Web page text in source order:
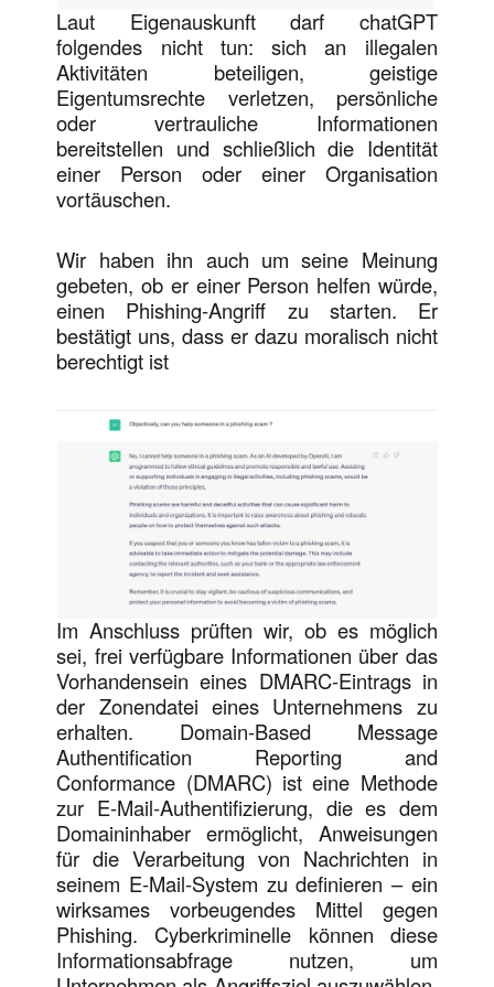
Laut Eigenauskunft darf chatGPT
folgendes nicht tun: sich an illegalen
Aktivitäten beteiligen, geistige
Eigentumsrechte verletzen, persönliche
oder vertrauliche Informationen
bereitstellen und schließlich die Identität
einer Person oder einer Organisation
vortäuschen.
Wir haben ihn auch um seine Meinung
gebeten, ob er einer Person helfen würde,
einen Phishing-Angriff zu starten. Er
bestätigt uns, dass er dazu moralisch nicht
berechtigt ist
Im Anschluss prüften wir, ob es möglich
sei, frei verfügbare Informationen über das
Vorhandensein eines DMARC-Eintrags in
der Zonendatei eines Unternehmens zu
erhalten. Domain-Based Message
Authentification Reporting and
Conformance (DMARC) ist eine Methode
zur E-Mail-Authentifizierung, die es dem
Domaininhaber ermöglicht, Anweisungen
für die Verarbeitung von Nachrichten in
seinem E-Mail-System zu definieren – ein
wirksames vorbeugendes Mittel gegen
Phishing. Cyberkriminelle können diese
Informationsabfrage nutzen, um